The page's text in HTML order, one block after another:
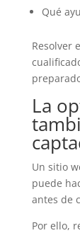
Qué
Resolver
La
Un sitio
puede
antes de
Por ello,